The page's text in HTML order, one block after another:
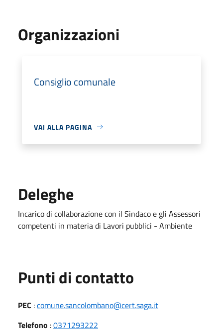
Organizzazioni
Consiglio comunale
VAI ALLA PAGINA
Deleghe
Incarico di collaborazione con il Sindaco e gli Assessori
competenti in materia di Lavori pubblici - Ambiente
Punti di contatto
PEC :comune.sancolombano@cert.saga.it
Telefono :0371293222